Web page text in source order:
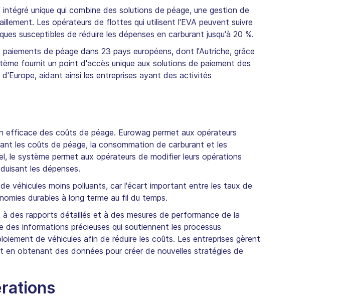
unique qui combine des solutions de péage, une gestion de
Les opérateurs de flottes qui utilisent l'EVA peuvent suivre
susceptibles de réduire les dépenses en carburant jusqu'à 20 %.
de péage dans 23 pays européens, dont l'Autriche, grâce
fournit un point d'accès unique aux solutions de paiement des
aidant ainsi les entreprises ayant des activités
des coûts de péage. Eurowag permet aux opérateurs
les coûts de péage, la consommation de carburant et les
le système permet aux opérateurs de modifier leurs opérations
les dépenses.
véhicules moins polluants, car l'écart important entre les taux de
durables à long terme au fil du temps.
des rapports détaillés et à des mesures de performance de la
informations précieuses qui soutiennent les processus
de véhicules afin de réduire les coûts. Les entreprises gèrent
obtenant des données pour créer de nouvelles stratégies de